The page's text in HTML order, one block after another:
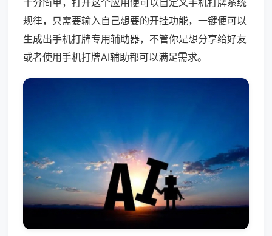
十分简单，打开这个应用便可以自定义手机打牌系统
规律，只需要输入自己想要的开挂功能，一键便可以
生成出手机打牌专用辅助器，不管你是想分享给好友
或者使用手机打牌AI辅助都可以满足需求。